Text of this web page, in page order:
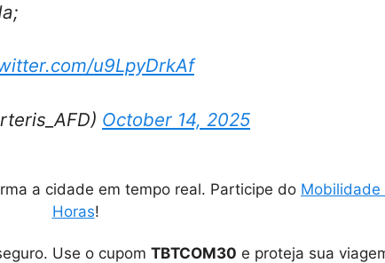
u9LpyDrkAf
October 14, 2025
a cidade em tempo real. Participe do Mobilidade
Horas!
Use o cupom TBTCOM30 e proteja sua